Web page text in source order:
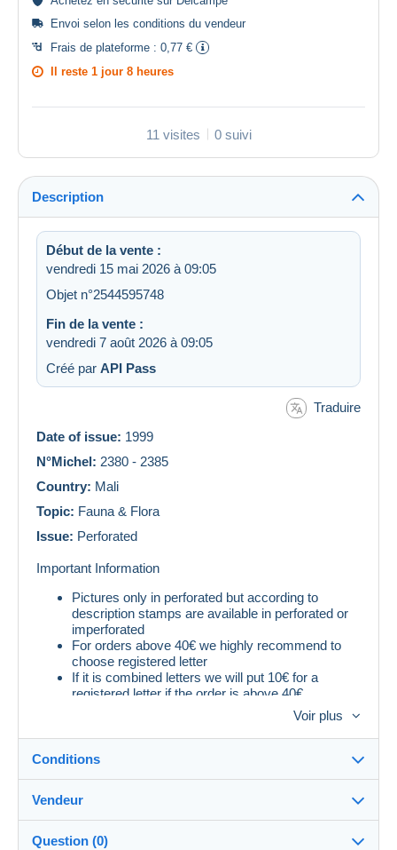
Envoi selon les conditions du vendeur
Frais de plateforme : 0,77 €
Il reste 1 jour 8 heures
11 visites 0 suivi
Description
Début de la vente :
vendredi 15 mai 2026 à 09:05
Objet n°2544595748
Fin de la vente :
vendredi 7 août 2026 à 09:05
Créé par API Pass
Traduire
Date of issue: 1999
N°Michel: 2380 - 2385
Country: Mali
Topic: Fauna & Flora
Issue: Perforated
Important Information
Pictures only in perforated but according to
description stamps are available in perforated or
imperforated
For orders above 40€ we highly recommend to
choose registered letter
If it is combined letters we will put 10€ for a
registered letter if the order is above 40€
Voir plus
Conditions
Destination :
Voir la liste des pays
Vendeur
Question (0)